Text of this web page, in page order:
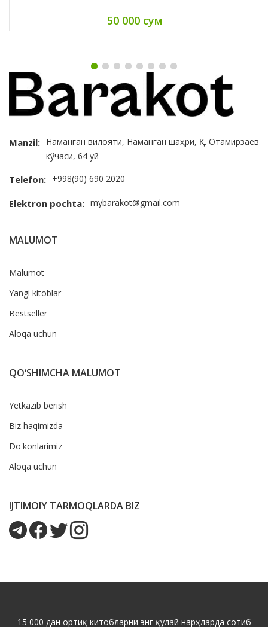
50 000 сум
Manzil: Наманган вилояти, Наманган шаҳри, Қ. Отамирзаев
кўчаси, 64 уй
Telefon: +998(90) 690 2020
Elektron pochta: mybarakot@gmail.com
MALUMOT
Malumot
Yangi kitoblar
Bestseller
Aloqa uchun
QO‘SHIMCHA MALUMOT
Yetkazib berish
Biz haqimizda
Do'konlarimiz
Aloqa uchun
IJTIMOIY TARMOQLARDA BIZ
15 000 дан ортиқ китобларни энг қулай нарҳларда сотиб